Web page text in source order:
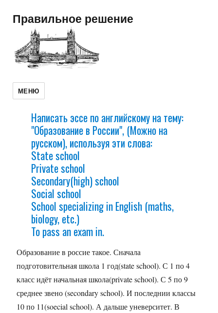
Правильное решение
МЕНЮ
Написать эссе по английскому на тему:
"Образование в России", (Можно на
русском), используя эти слова:
State school
Private school
Secondary(high) school
Social school
School specializing in English (maths,
biology, etc.)
To pass an exam in.
Образование в россие такое. Сначала
подготовительная школа 1 год(state school). С 1 по 4
класс идёт начальная школа(private school). С 5 по 9
среднее звено (secondary school). И последнии классы
10 по 11(soecial school). А дальше уневерситет. В